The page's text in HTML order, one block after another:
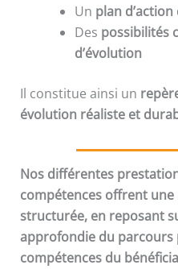
Un plan
Des possibilités
d’évolution
Il constitue ainsi un
évolution réaliste et
Nos différentes
compétences offrent
structurée, en reposant
approfondie du parcours
compétences du